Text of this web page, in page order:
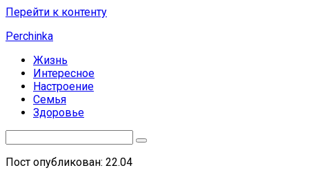
Перейти к контенту
Perchinka
Жизнь
Интересное
Настроение
Семья
Здоровье
Пост опубликован: 22.04